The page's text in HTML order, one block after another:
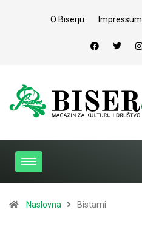
O Biserju Impressum
Naslovna Bistami